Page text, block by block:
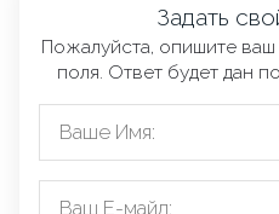
Задать
Пожалуйста, опишите
поля. Ответ будет дан